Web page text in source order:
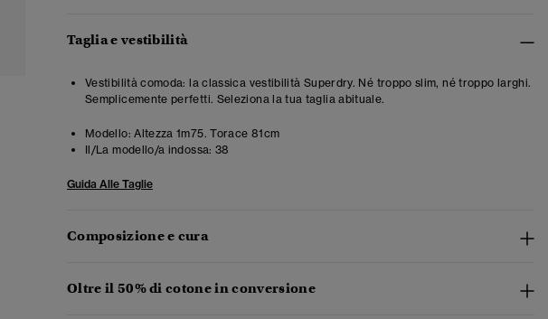
Taglia e vestibilità
Vestibilità comoda: la classica vestibilità Superdry. Né troppo slim, né troppo larghi.
Semplicemente perfetti. Seleziona la tua taglia abituale.
Modello: Altezza 1m75. Torace 81cm
Il/La modello/a indossa: 38
Guida Alle Taglie
Composizione e cura
Oltre il 50% di cotone in conversione